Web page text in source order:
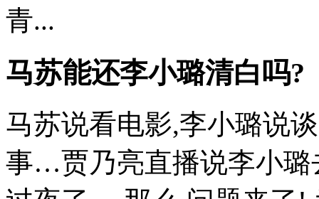
青...
马苏能还李小璐清白吗?
马苏说看电影,李小璐说
事…贾乃亮直播说李小